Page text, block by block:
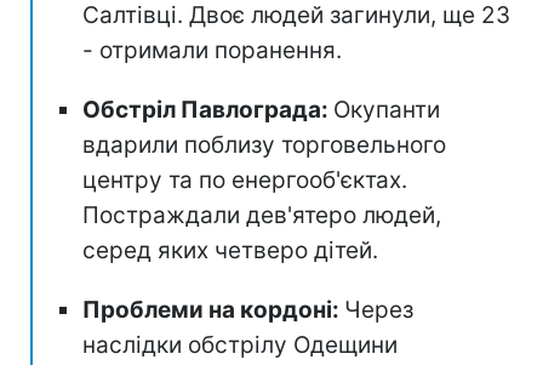
Салтівці. Двоє людей загинули, ще 23
- отримали поранення.
Обстріл Павлограда: Окупанти
вдарили поблизу торговельного
центру та по енергооб'єктах.
Постраждали дев'ятеро людей,
серед яких четверо дітей.
Проблеми на кордоні: Через
наслідки обстрілу Одещини